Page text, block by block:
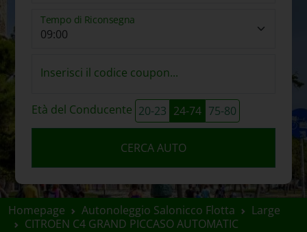
Tempo di Riconsegna
Inserisci il codice coupon...
Età del Conducente 20-23 24-74 75-80
CERCA AUTO
Homepage Autonoleggio Salonicco Flotta
Large
CITROEN C4 GRAND PICCASO AUTOMATIC